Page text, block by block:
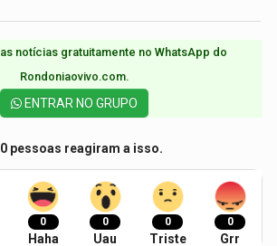
notícias gratuitamente no WhatsApp do
Rondoniaovivo.com.​
ENTRAR NO GRUPO
0 pessoas reagiram a isso.
0
Haha
0
Uau
0
Triste
0
Grr